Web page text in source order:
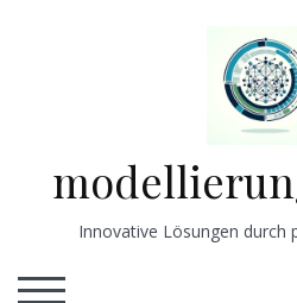
Innovative Lösungen durch